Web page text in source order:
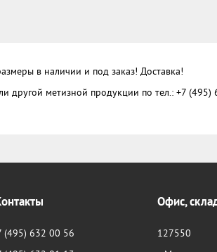
в наличии и под заказ! Доставка!
другой метизной продукции по тел.: +7
(495) 632 00 56
Офис,
127550